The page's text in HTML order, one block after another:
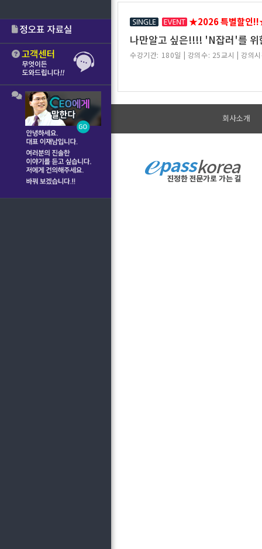
★2026 특별할인
나만알고 싶은!!!! 'N잡러'를
수강기간: 180일 | 강의수: 25교시 | 강의
회사소개